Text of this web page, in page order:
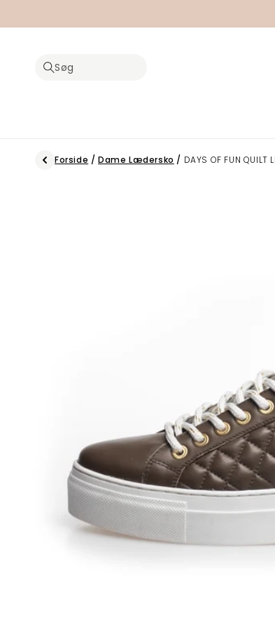
Søg
Forside / Dame Lædersko / DAYS OF FUN QUILT